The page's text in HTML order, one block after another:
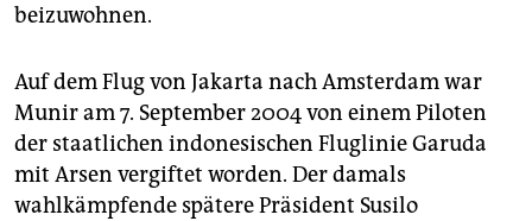
beizuwohnen.
Auf dem Flug von Jakarta nach Amsterdam war
Munir am 7. September 2004 von einem Piloten
der staatlichen indonesischen Fluglinie Garuda
mit Arsen vergiftet worden. Der damals
wahlkämpfende spätere Präsident Susilo